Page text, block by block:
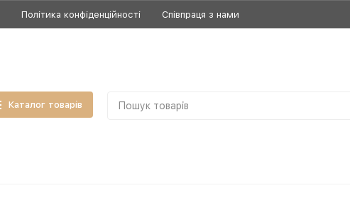
Політика конфіденційності Співпраця з нами
Каталог товарів